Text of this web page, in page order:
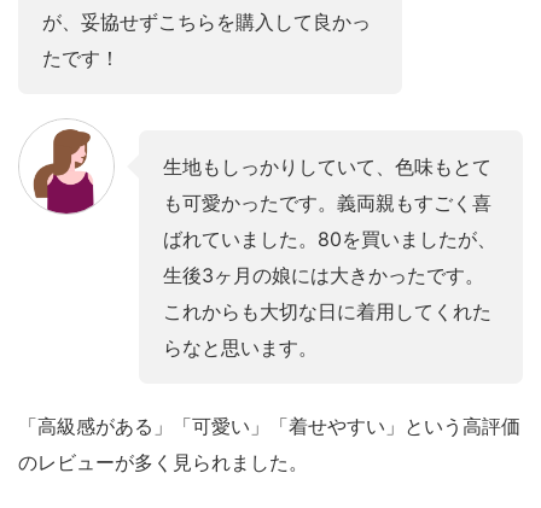
が、妥協せずこちらを購入して良かっ
たです！
生地もしっかりしていて、色味もとて
も可愛かったです。義両親もすごく喜
ばれていました。80を買いましたが、
生後3ヶ月の娘には大きかったです。
これからも大切な日に着用してくれた
らなと思います。
「高級感がある」「可愛い」「着せやすい」という高評価
のレビューが多く見られました。